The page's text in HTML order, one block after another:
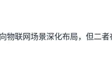
物联网场景深化布局，但二者